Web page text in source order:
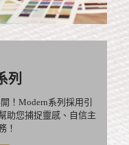
列
！Modern系列採用引
助您捕捉靈感、自信主
！